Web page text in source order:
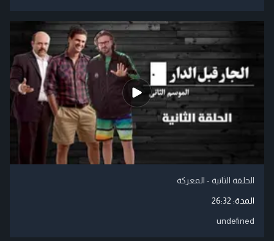
الحلقة الثانية - المعركة
المدة: 26:32
undefined